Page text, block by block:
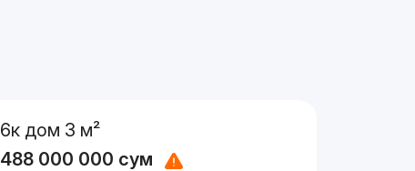
6к дом 3 м²
488 000 000 сум